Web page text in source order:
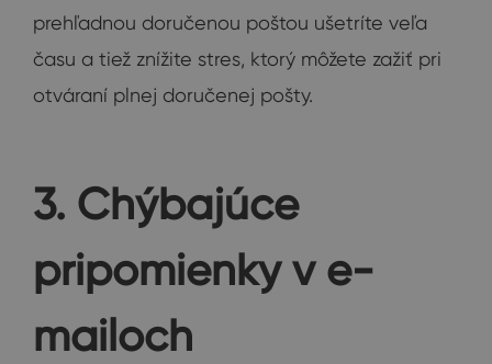
prehľadnou doručenou poštou ušetríte veľa
času a tiež znížite stres, ktorý môžete zažiť pri
otváraní plnej doručenej pošty.
3. Chýbajúce
pripomienky v e-
mailoch